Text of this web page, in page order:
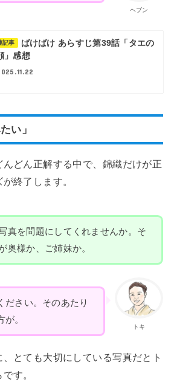
ヘブン
記事
ばけばけ あらすじ第39話「タエの
」感想
い」
んどん正解する中で、錦織だけが正
終了します。
真を問題にしてくれませんか。そ
奥様か、ご姉妹か。
トキ
ださい。そのあたり
。
とても大切にしている写真だとト
す。